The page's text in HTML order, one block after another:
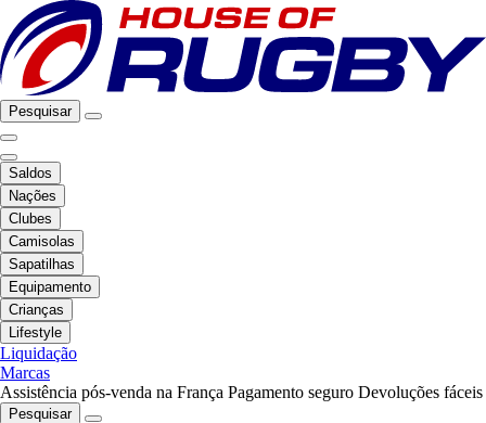
Pesquisar
Saldos
Nações
Clubes
Camisolas
Sapatilhas
Equipamento
Crianças
Lifestyle
Liquidação
Marcas
Assistência pós-venda na França Pagamento seguro Devoluções fáceis
Pesquisar